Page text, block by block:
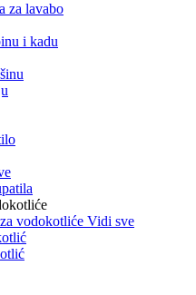
za lavabo
i kadu
vodokotliće Vidi sve